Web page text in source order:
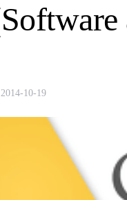
2014-10-19